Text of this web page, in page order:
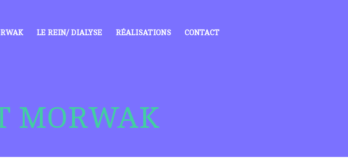
LE REIN/ DIALYSE RÉALISATIONS CONTACT
MORWAK